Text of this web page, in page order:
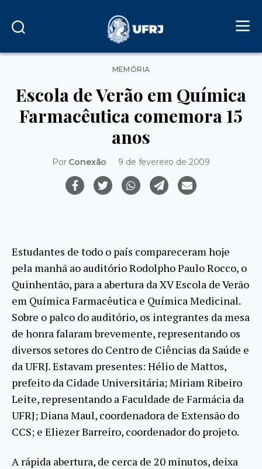
Categorias
MEMÓRIA
Escola de Verão em Química
Farmacêutica comemora 15
anos
Por Conexão 9 de fevereiro de 2009
Estudantes de todo o país compareceram hoje
pela manhã ao auditório Rodolpho Paulo Rocco, o
Quinhentão, para a abertura da XV Escola de Verão
em Química Farmacêutica e Química Medicinal.
Sobre o palco do auditório, os integrantes da mesa
de honra falaram brevemente, representando os
diversos setores do Centro de Ciências da Saúde e
da UFRJ. Estavam presentes: Hélio de Mattos,
prefeito da Cidade Universitária; Miriam Ribeiro
Leite, representando a Faculdade de Farmácia da
UFRJ; Diana Maul, coordenadora de Extensão do
CCS; e Eliezer Barreiro, coordenador do projeto.
A rápida abertura, de cerca de 20 minutos, deixa